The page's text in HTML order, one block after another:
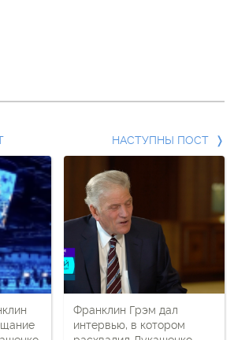
НАСТУПНЫ ПОСТ
Франклин Грэм дал
интервью, в котором